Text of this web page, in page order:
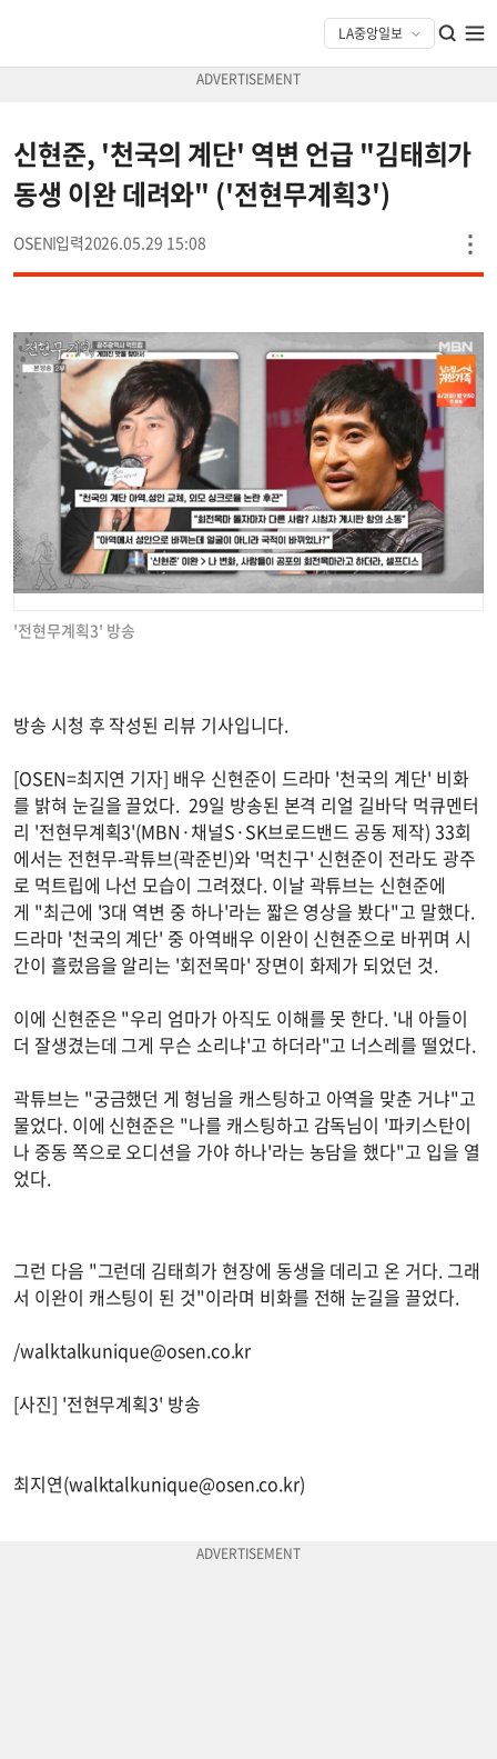
신현준, '천국의 계단' 역변 언급 "김태희가
동생 이완 데려와" ('전현무계획3')
OSEN 2026.05.29 15:08
'전현무계획3' 방송
방송 시청 후 작성된 리뷰 기사입니다.
[OSEN=최지연 기자] 배우 신현준이 드라마 '천국의 계단' 비화
를 밝혀 눈길을 끌었다. 29일 방송된 본격 리얼 길바닥 먹큐멘터
리 '전현무계획3'(MBN·채널S·SK브로드밴드 공동 제작) 33회
에서는 전현무-곽튜브(곽준빈)와 '먹친구' 신현준이 전라도 광주
로 먹트립에 나선 모습이 그려졌다. 이날 곽튜브는 신현준에
게 "최근에 '3대 역변 중 하나'라는 짧은 영상을 봤다"고 말했다.
드라마 '천국의 계단' 중 아역배우 이완이 신현준으로 바뀌며 시
간이 흘렀음을 알리는 '회전목마' 장면이 화제가 되었던 것.
이에 신현준은 "우리 엄마가 아직도 이해를 못 한다. '내 아들이
더 잘생겼는데 그게 무슨 소리냐'고 하더라"고 너스레를 떨었다.
곽튜브는 "궁금했던 게 형님을 캐스팅하고 아역을 맞춘 거냐"고
물었다. 이에 신현준은 "나를 캐스팅하고 감독님이 '파키스탄이
나 중동 쪽으로 오디션을 가야 하나'라는 농담을 했다"고 입을 열
었다.
그런 다음 "그런데 김태희가 현장에 동생을 데리고 온 거다. 그래
서 이완이 캐스팅이 된 것"이라며 비화를 전해 눈길을 끌었다.
/walktalkunique@osen.co.kr
[사진] '전현무계획3' 방송
최지연(walktalkunique@osen.co.kr)